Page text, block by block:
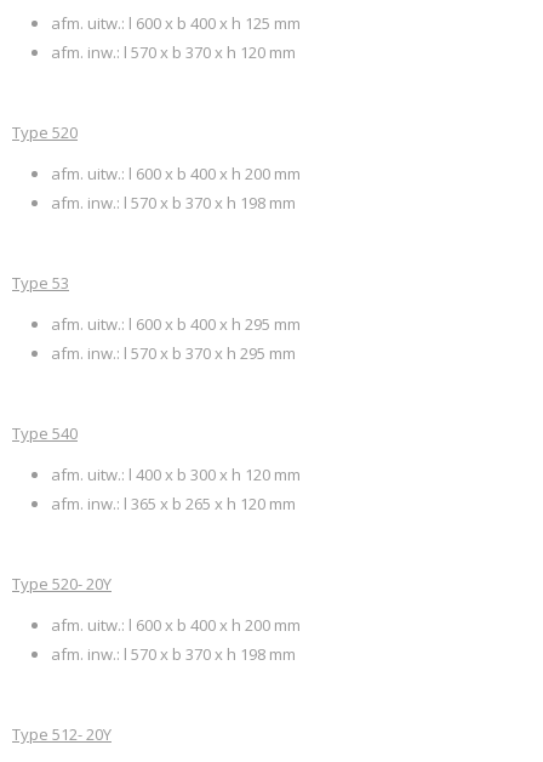
afm. uitw.: l 600 x b 400 x h 125 mm
afm. inw.: l 570 x b 370 x h 120 mm
Type 520
afm. uitw.: l 600 x b 400 x h 200 mm
afm. inw.: l 570 x b 370 x h 198 mm
Type 53
afm. uitw.: l 600 x b 400 x h 295 mm
afm. inw.: l 570 x b 370 x h 295 mm
Type 540
afm. uitw.: l 400 x b 300 x h 120 mm
afm. inw.: l 365 x b 265 x h 120 mm
Type 520- 20Y
afm. uitw.: l 600 x b 400 x h 200 mm
afm. inw.: l 570 x b 370 x h 198 mm
Type 512- 20Y